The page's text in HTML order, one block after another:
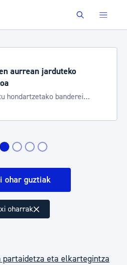
Buscar
aurrean jarduteko
hondartzetako banderei
ohar guztiak
oharrak
eta elkartegintza